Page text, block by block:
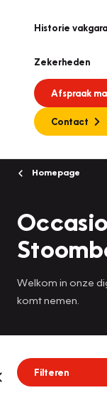
Historie
Zekerheden
Afspraak
Contact
Homepage
Welkom in onze
komt nemen.
Filteren